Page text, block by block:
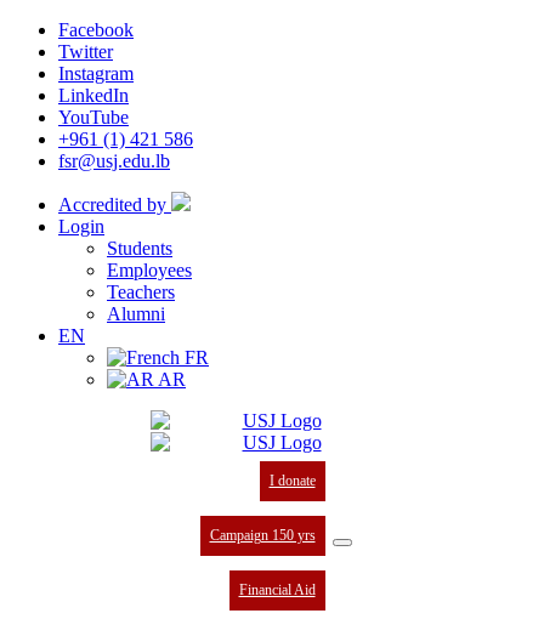
Facebook
Twitter
Instagram
LinkedIn
YouTube
+961 (1) 421 586
fsr@usj.edu.lb
Accredited by
Login
Students
Employees
Teachers
Alumni
EN
FR
AR
I donate
Campaign 150 yrs
Financial Aid